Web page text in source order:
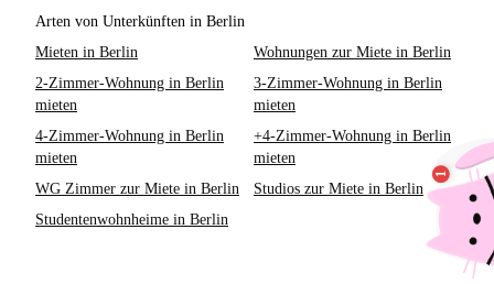
Arten von Unterkünften in Berlin
Mieten in Berlin
Wohnungen zur Miete in Berlin
2-Zimmer-Wohnung in Berlin
mieten
3-Zimmer-Wohnung in Berlin
mieten
4-Zimmer-Wohnung in Berlin
mieten
+4-Zimmer-Wohnung in Berlin
mieten
WG Zimmer zur Miete in Berlin
Studios zur Miete in Berlin
Studentenwohnheime in Berlin